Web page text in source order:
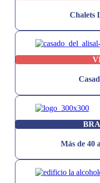
Chalets
Más de 40